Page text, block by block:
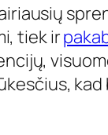
tiek ir